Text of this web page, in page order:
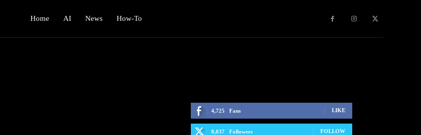
Home AI News How-To
4,725 Fans LIKE
8,037 Followers FOLLOW